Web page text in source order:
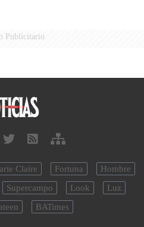
Publicitario
Claire Fortuna
Hombre
Supercampo Look
Luz
BATimes